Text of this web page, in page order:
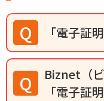
「電子証
Biznet（
「電子証